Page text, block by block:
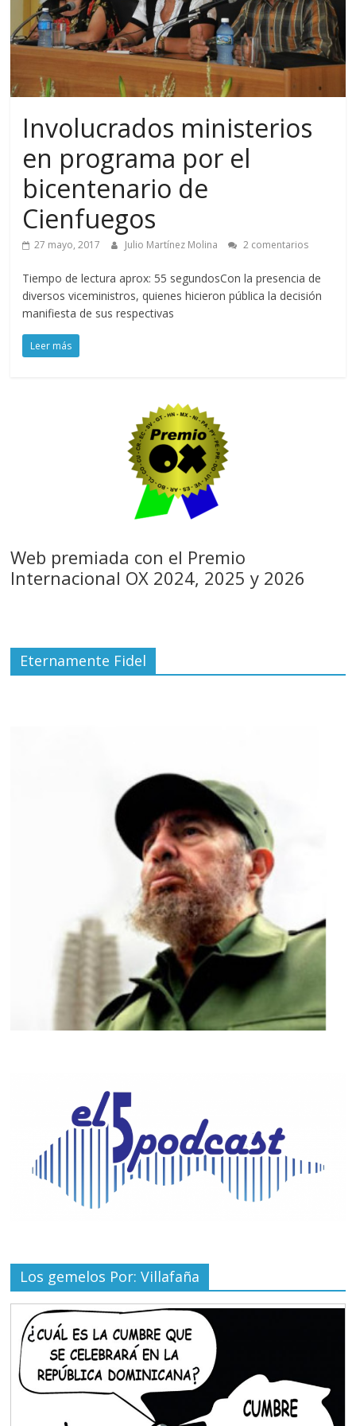
Involucrados ministerios
en programa por el
bicentenario de
Cienfuegos
27 mayo, 2017 Julio Martínez Molina 2 comentarios
Tiempo de lectura aprox: 55 segundosCon la presencia de
diversos viceministros, quienes hicieron pública la decisión
manifiesta de sus respectivas
Leer más
Web premiada con el Premio
Internacional OX 2024, 2025 y 2026
Eternamente Fidel
Los gemelos Por: Villafaña